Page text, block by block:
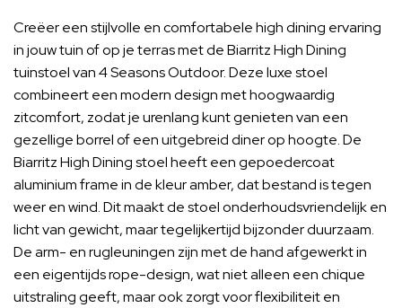
Creëer een stijlvolle en comfortabele high dining ervaring
in jouw tuin of op je terras met de Biarritz High Dining
tuinstoel van 4 Seasons Outdoor. Deze luxe stoel
combineert een modern design met hoogwaardig
zitcomfort, zodat je urenlang kunt genieten van een
gezellige borrel of een uitgebreid diner op hoogte. De
Biarritz High Dining stoel heeft een gepoedercoat
aluminium frame in de kleur amber, dat bestand is tegen
weer en wind. Dit maakt de stoel onderhoudsvriendelijk en
licht van gewicht, maar tegelijkertijd bijzonder duurzaam.
De arm- en rugleuningen zijn met de hand afgewerkt in
een eigentijds rope-design, wat niet alleen een chique
uitstraling geeft, maar ook zorgt voor flexibiliteit en